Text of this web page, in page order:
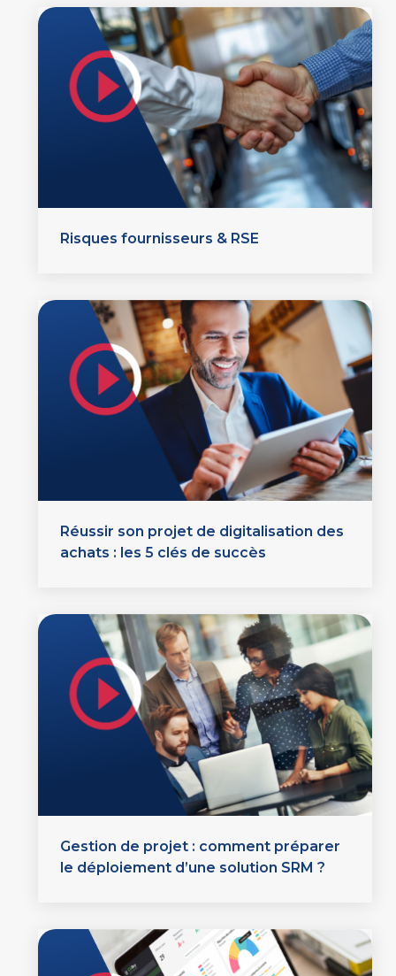
Risques fournisseurs & RSE
Réussir son projet de digitalisation des
achats : les 5 clés de succès
Gestion de projet : comment préparer
le déploiement d’une solution SRM ?